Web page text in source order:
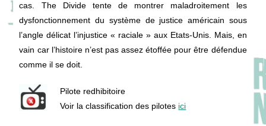
cas. The Divide tente de montrer maladroitement les
dysfonctionnement du système de justice américain sous
l’angle délicat l’injustice « raciale » aux Etats-Unis. Mais, en
vain car l’histoire n’est pas assez étoffée pour être défendue
comme il se doit.
Pilote redhibitoire
Voir la classification des pilotes ici